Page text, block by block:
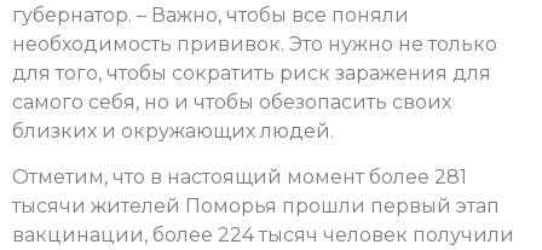
губернатор. – Важно, чтобы все поняли
необходимость прививок. Это нужно не только
для того, чтобы сократить риск заражения для
самого себя, но и чтобы обезопасить своих
близких и окружающих людей.
Отметим, что в настоящий момент более 281
тысячи жителей Поморья прошли первый этап
вакцинации, более 224 тысяч человек получили